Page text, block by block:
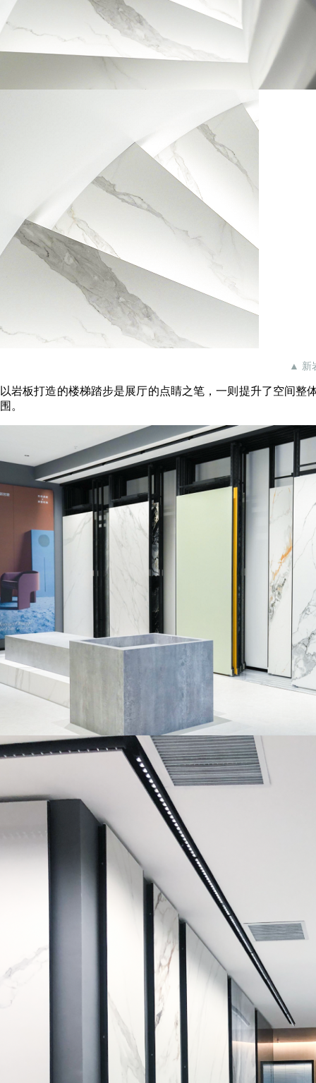
▲ 新
以岩板打造的楼梯踏步是展厅的点睛之笔，一则提升了空间
围。